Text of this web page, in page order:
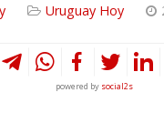
Uruguay Hoy
powered by social2s